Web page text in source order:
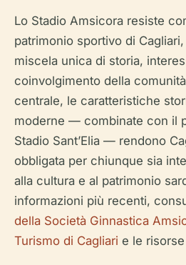
Lo Stadio Amsicora resiste
patrimonio sportivo di
miscela unica di storia,
coinvolgimento della
centrale, le caratteristiche
moderne — combinate con il
Stadio Sant’Elia — rendono
obbligata per chiunque sia
alla cultura e al patrimonio
informazioni più recenti,
della Società Ginnastica
Turismo di Cagliari e le